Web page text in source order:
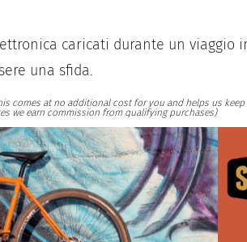
caricati durante un viaggio
una sfida.
comes at no additional cost for you and helps us
we earn commission from qualifying purchases)